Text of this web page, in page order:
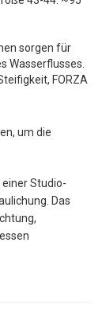
sorgen für
Wasserflusses.
FORZA
um die
einer Studio-
Das